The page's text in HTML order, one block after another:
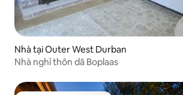
Nhà tại Outer West Durban
Nhà nghỉ thôn dã Boplaas